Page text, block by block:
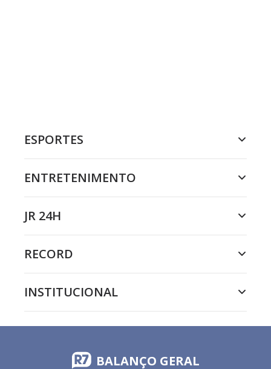
ESPORTES
ENTRETENIMENTO
JR 24H
RECORD
INSTITUCIONAL
BALANÇO GERAL